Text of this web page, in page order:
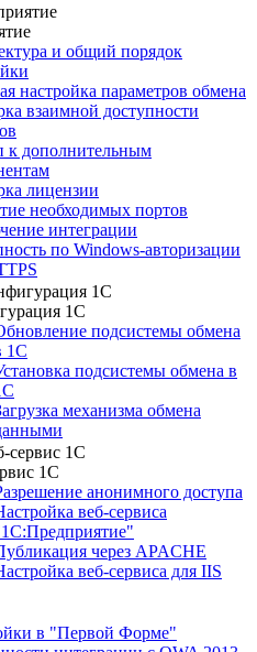
и общий порядок
настройка параметров обмена
взаимной доступности
к дополнительным
лицензии
необходимых портов
интеграции
по Windows-авторизации
1С
1С
подсистемы обмена
1С
подсистемы обмена в
механизма обмена
сервис 1С
1С
анонимного доступа
веб-сервиса
через APACHE
веб-сервиса для IIS
в "Первой Форме"